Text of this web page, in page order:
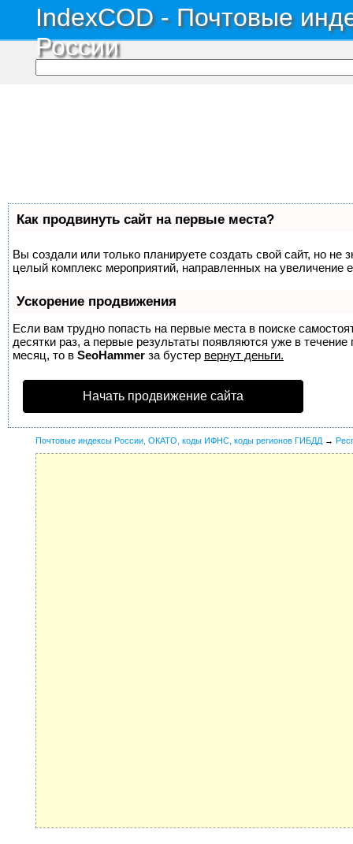
IndexCOD - Почтовые
России
Как продвинуть сайт на первые места?
Вы создали или только планируете создать свой сайт, но не
целый комплекс мероприятий, направленных на увеличение
Ускорение продвижения
Если вам трудно попасть на первые места в поиске
десятки раз, а первые результаты появляются уже в
месяц, то в SeoHammer за бустер вернут деньги.
Начать продвижение сайта
Почтовые индексы России, ОКАТО, коды ИФНС, коды регионов ГИБДД →